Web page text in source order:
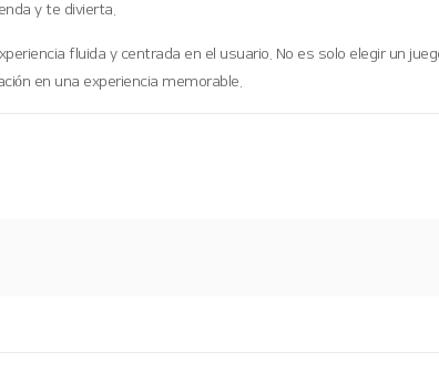
y te divierta.
fluida y centrada en el usuario. No es solo elegir un
en una experiencia memorable.